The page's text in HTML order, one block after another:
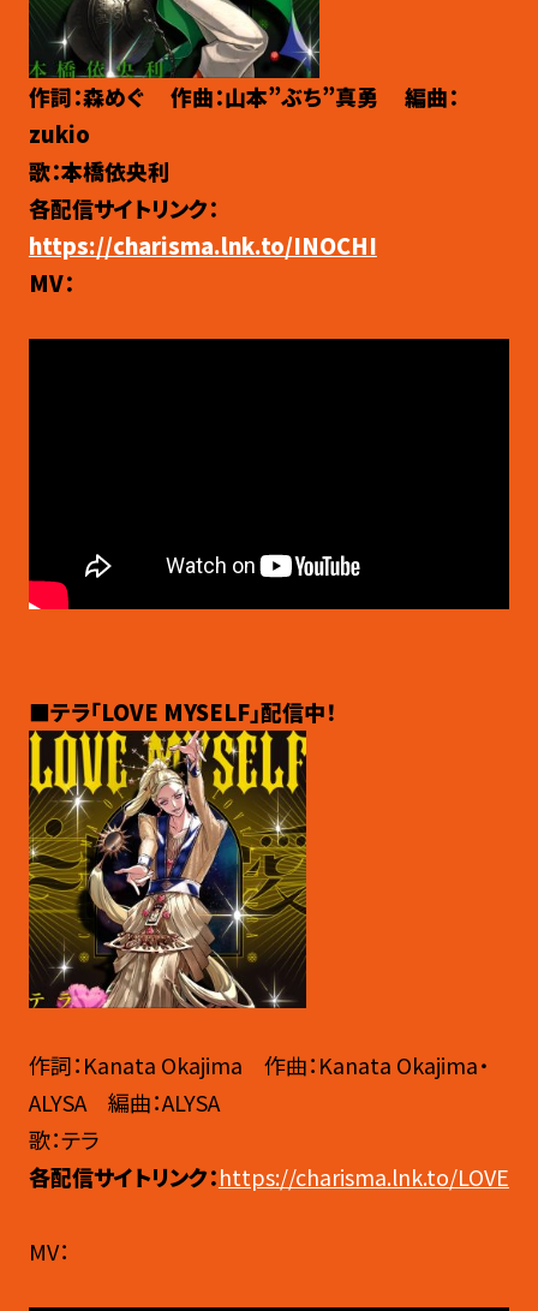
作詞：森めぐ 作曲：山本”ぶち”真勇 編曲：
zukio
歌：本橋依央利
各配信サイトリンク：
https://charisma.lnk.to/INOCHI
MV：
■テラ「LOVE MYSELF」配信中！
作詞：Kanata Okajima 作曲：Kanata Okajima・
ALYSA 編曲：ALYSA
歌：テラ
各配信サイトリンク：https://charisma.lnk.to/LOVE
MV：